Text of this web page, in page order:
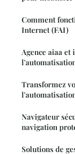
Comment
Internet (FAI)
Agence aiaa et
Transformez
Navigateur
navigation
Solutions de